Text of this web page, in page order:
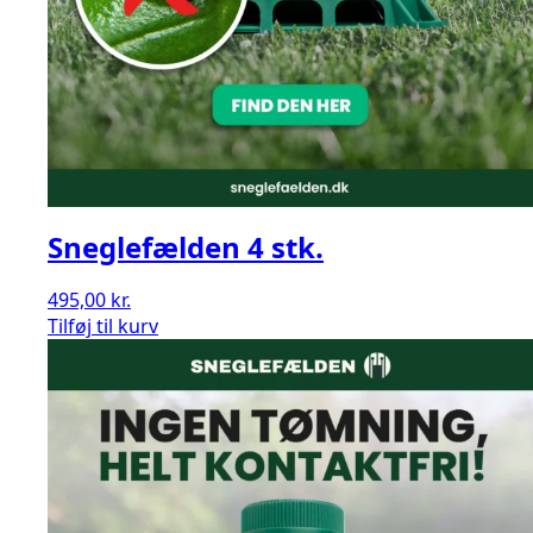
Sneglefælden 4 stk.
495,00 kr.
Sneglefælden
Tilføj til kurv